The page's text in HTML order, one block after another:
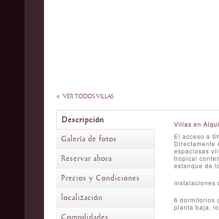
VER TODOS VILLAS
Descripción
Galería de fotos
Reservar ahora
Precios y Condiciones
localización
Villas en
El acceso a
Directamente
espaciosas
tropical
estanque de
Instalaciones
6 dormitorios
planta baja,